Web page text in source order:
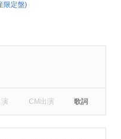
限定盤)
演 CM出演 歌詞